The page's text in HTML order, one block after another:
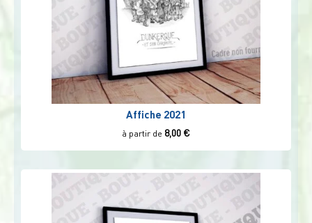
Affiche 2021
à partir de 8,00 €